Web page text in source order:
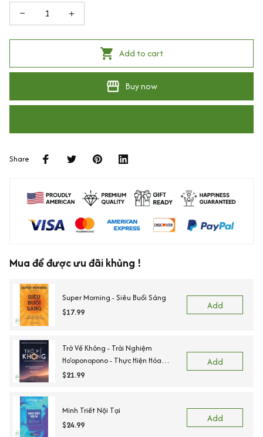
Add to cart
Buy now
Share
Mua để được ưu đãi khủng !
Super Morning - Siêu Buổi Sáng
$17.99
Add
Trở Về Không - Trải Nghiệm
Ho'oponopono - Thực Hiện Hóa
Những Phép Màu Trong Cuộc Sống
$21.99
Add
Minh Triết Nội Tại
$24.99
Add